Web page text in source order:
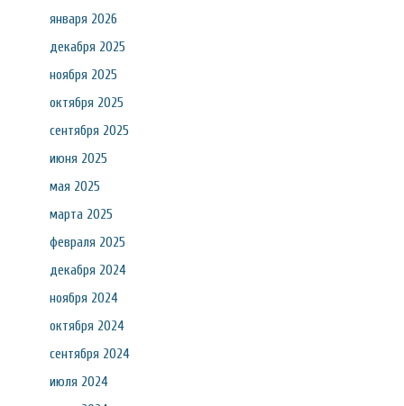
января 2026
декабря 2025
ноября 2025
октября 2025
сентября 2025
июня 2025
мая 2025
марта 2025
февраля 2025
декабря 2024
ноября 2024
октября 2024
сентября 2024
июля 2024